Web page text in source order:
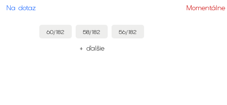
Na dotaz
60/182 58/182 56/182
+ ďalšie